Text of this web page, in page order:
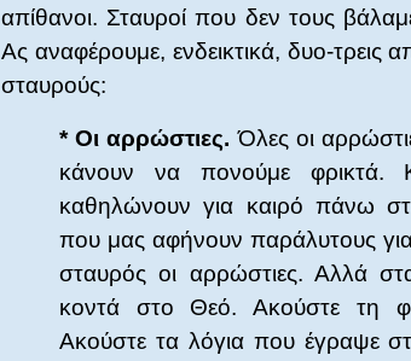
απίθανοι. Σταυροί που δεν τους
Ας αναφέρουμε, ενδεικτικά, δυο-τρεις
σταυρούς:
* Οι αρρώστιες.Όλες οι
κάνουν να πονούμε φρικτά.
καθηλώνουν για καιρό πάνω
που μας αφήνουν παράλυτους
σταυρός οι αρρώστιες. Αλλά
κοντά στο Θεό. Ακούστε τη
Ακούστε τα λόγια που έγραψε